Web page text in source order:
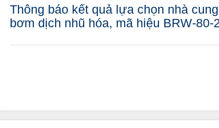
Thông báo kết quả lựa chọn nhà
bơm dịch nhũ hóa, mã hiệu BRW-